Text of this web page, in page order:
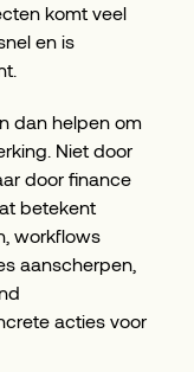
komt veel
en is
dan helpen om
Niet door
door finance
betekent
workflows
aanscherpen,
acties voor